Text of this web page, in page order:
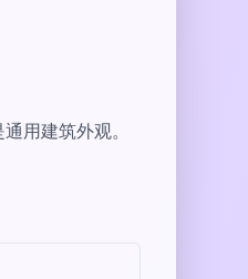
用建筑外观。